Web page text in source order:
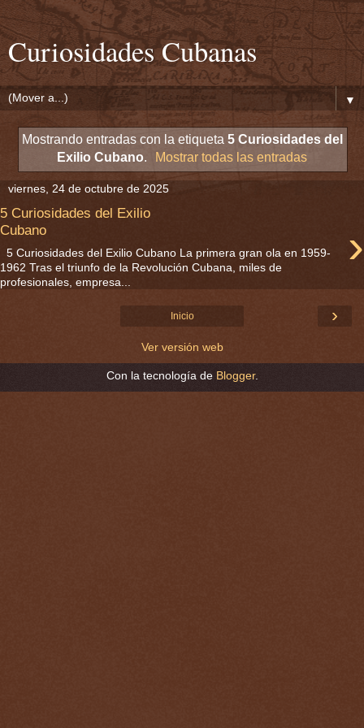
Curiosidades Cubanas
▼
Mostrando entradas con la etiqueta 5 Curiosidades del
Exilio Cubano. Mostrar todas las entradas
viernes, 24 de octubre de 2025
5 Curiosidades del Exilio
Cubano
›
5 Curiosidades del Exilio Cubano La primera gran ola en 1959-
1962 Tras el triunfo de la Revolución Cubana, miles de
profesionales, empresa...
›
Inicio
Ver versión web
Con la tecnología de Blogger.